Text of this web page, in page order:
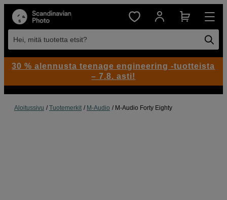
Hei, mitä tuotetta etsit?
Aloitussivu Tuotemerkit M-Audio M-Audio Forty Eighty
30 % alennusta teenage engineering -tuotteista
– 7.8. asti!